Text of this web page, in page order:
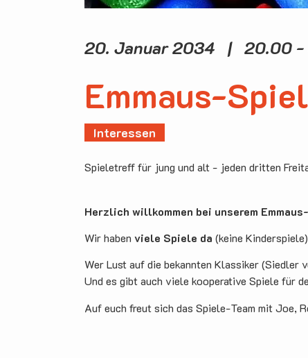
20. Januar 2034 | 20.00 -
Emmaus-
Interessen
Spieletreff für jung und alt - jeden dritten
Herzlich willkommen bei unserem
Wir haben viele Spiele da (keine
Wer Lust auf die bekannten Klassiker (Siedler
Und es gibt auch viele kooperative Spiele für
Auf euch freut sich das Spiele-Team mit Joe,